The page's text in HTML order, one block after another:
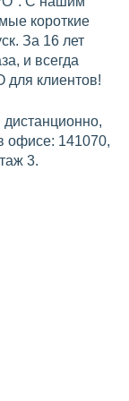
короткие
За 16 лет
и всегда
для клиентов!
офисе: 141070,
3.